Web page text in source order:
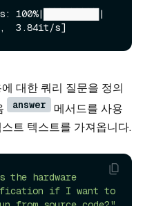
100%|██████████|
대한 쿼리 질문을 정의
answer
메서드를 사용
트 텍스트를 가져옵니다.
the hardware
if I want to